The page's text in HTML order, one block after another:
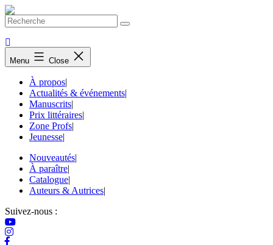
Skip
to
Menu Close
À propos|
Actualités & événements|
Manuscrits|
Prix littéraires|
Zone Profs|
Jeunesse|
Nouveautés|
À paraître|
Catalogue|
Auteurs & Autrices|
Suivez-nous :